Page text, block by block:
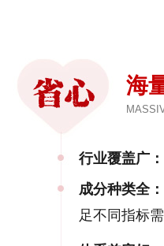
海
行业覆盖广：
成分种类全：
足不同指标需